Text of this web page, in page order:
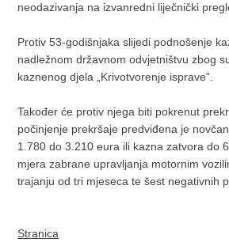
neodazivanja na izvanredni liječnički
Protiv 53-godišnjaka slijedi podnošenje
nadležnom državnom odvjetništvu zbog
kaznenog djela „Krivotvorenje isprave“.
Također će protiv njega biti pokrenut
počinjenje prekršaje predviđena je
1.780 do 3.210 eura ili kazna zatvora do
mjera zabrane upravljanja motornim
trajanju od tri mjeseca te šest negativnih
Stranica